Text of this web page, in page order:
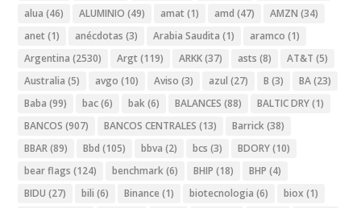
alua (46) ALUMINIO (49) amat (1) amd (47) AMZN (34)
anet (1) anécdotas (3) Arabia Saudita (1) aramco (1)
Argentina (2530) Argt (119) ARKK(37) asts (8) AT&T (5)
Australia (5) avgo (10) Aviso (3) azul (27) B (3) BA(23)
Baba (99) bac(6) bak(6) BALANCES (88) BALTIC DRY(1)
BANCOS (907) BANCOS CENTRALES (13) Barrick(38)
BBAR(89) Bbd (105) bbva (2) bcs (3) BDORY(10)
bear flags (124) benchmark(6) BHIP (18) BHP (4)
BIDU (27) bili (6) Binance (1) biotecnologia (6) biox (1)